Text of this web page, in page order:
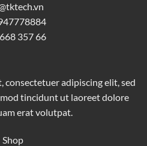
357 66
consectetuer adipiscing elit, sed
tincidunt ut laoreet dolore
erat volutpat.
Shop